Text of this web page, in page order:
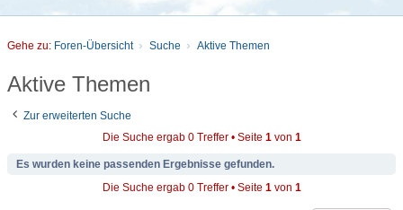
Gehe zu: Foren-Übersicht Suche Aktive Themen
Aktive Themen
Zur erweiterten Suche
Die Suche ergab 0 Treffer • Seite 1von 1
Es wurden keine passenden Ergebnisse gefunden.
Die Suche ergab 0 Treffer • Seite 1von 1